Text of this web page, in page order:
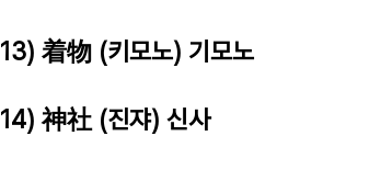
13) 着物 (키모노) 기모노
14) 神社 (진쟈) 신사